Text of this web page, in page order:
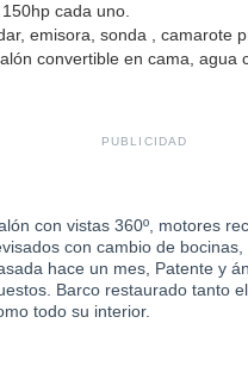
cada uno.
emisora, sonda , camarote
convertible en cama,
PUBLICIDAD
con vistas 360º, motores
con cambio de bocinas,
hace un mes, Patente y
Barco restaurado tanto
todo su interior.